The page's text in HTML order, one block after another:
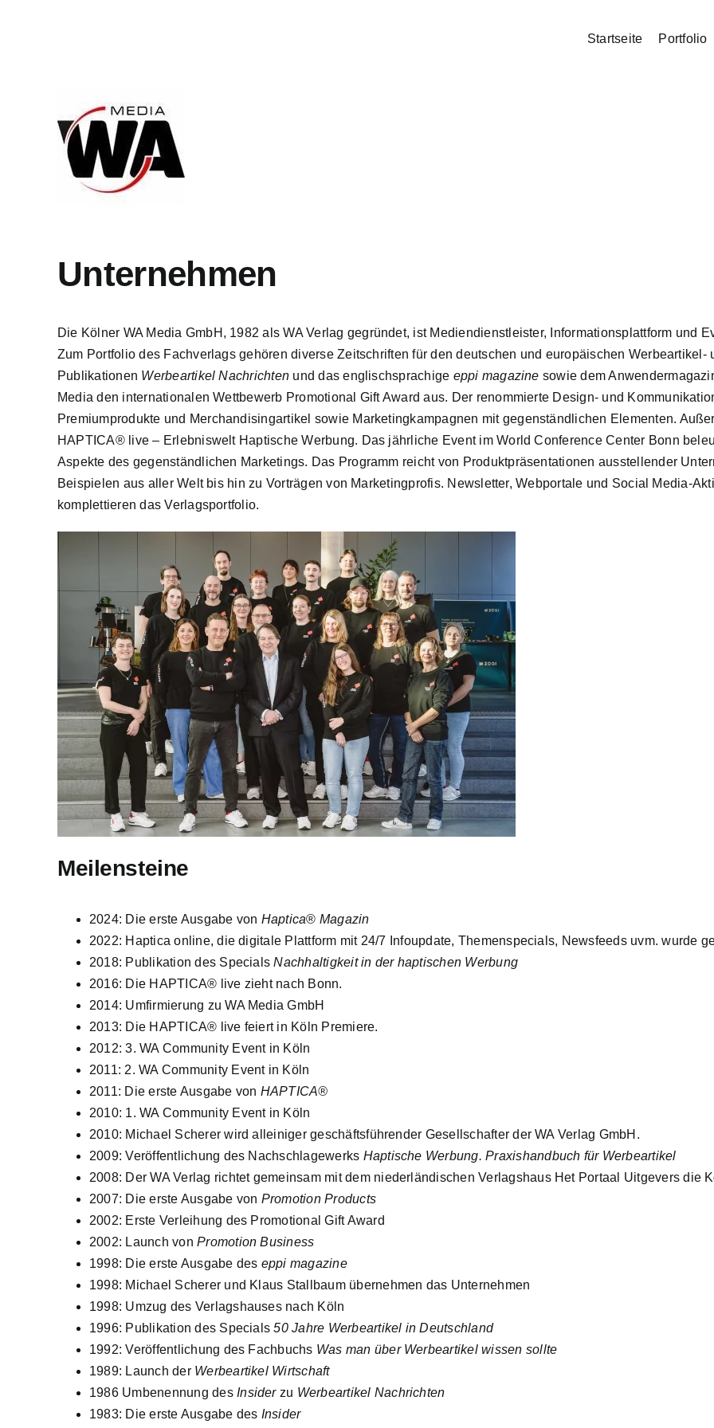
Startseite Portfolio
Unternehmen
Die Kölner WA Media GmbH, 1982 als WA Verlag gegründet, ist Mediendienstleister, Informationsplattform und
Zum Portfolio des Fachverlags gehören diverse Zeitschriften für den deutschen und europäischen Werbeartikel-
Publikationen Werbeartikel Nachrichten und das englischsprachige eppi magazine sowie dem
Media den internationalen Wettbewerb Promotional Gift Award aus. Der renommierte Design- und
Premiumprodukte und Merchandisingartikel sowie Marketingkampagnen mit gegenständlichen Elementen.
HAPTICA® live – Erlebniswelt Haptische Werbung. Das jährliche Event im World Conference Center Bonn
Aspekte des gegenständlichen Marketings. Das Programm reicht von Produktpräsentationen ausstellender
Beispielen aus aller Welt bis hin zu Vorträgen von Marketingprofis. Newsletter, Webportale und Social Media-
komplettieren das Verlagsportfolio.
Meilensteine
2024: Die erste Ausgabe von Haptica® Magazin
2022: Haptica online, die digitale Plattform mit 24/7 Infoupdate, Themenspecials, Newsfeeds uvm. wurde
2018: Publikation des SpecialsNachhaltigkeit in der haptischen Werbung
2016: Die HAPTICA® live zieht nach Bonn.
2014: Umfirmierung zu WA Media GmbH
2013: Die HAPTICA® live feiert in Köln Premiere.
2012: 3. WA Community Event in Köln
2011: 2. WA Community Event in Köln
2011: Die erste Ausgabe von HAPTICA®
2010: 1. WA Community Event in Köln
2010: Michael Scherer wird alleiniger geschäftsführender Gesellschafter der WA Verlag GmbH.
2009: Veröffentlichung des Nachschlagewerks Haptische Werbung. Praxishandbuch für Werbeartikel
2008: Der WA Verlag richtet gemeinsam mit dem niederländischen Verlagshaus Het Portaal Uitgevers die
2007: Die erste Ausgabe von Promotion Products
2002: Erste Verleihung des Promotional Gift Award
2002: Launch vonPromotion Business
1998: Die erste Ausgabe des eppi magazine
1998: Michael Scherer und Klaus Stallbaum übernehmen das Unternehmen
1998: Umzug des Verlagshauses nach Köln
1996: Publikation des Specials50 Jahre Werbeartikel in Deutschland
1992: Veröffentlichung des Fachbuchs Was man über Werbeartikel wissen sollte
1989: Launch der Werbeartikel Wirtschaft
1986 Umbenennung des Insiderzu Werbeartikel Nachrichten
1983: Die erste Ausgabe des Insider